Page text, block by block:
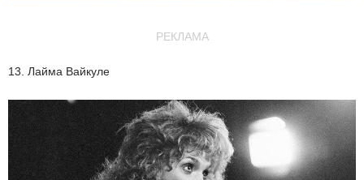
РЕКЛАМА
13. Лайма Вайкуле